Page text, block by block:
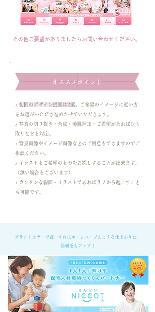
その他ご要望がありましたらお問い合わせください。
​オススメポイント
​♪ 初回のデザイン提案は2案 。ご希望のイメージに近い方
をお選びいただき進めさせていただきます。
​♪ 写真の切り抜き・合成・美肌補正・ご希望があればシミ
取りなども対応。
​♪ 背景画像やイメージ画像などのご用意もできますのでご
相談ください。
​♪ イラストもご希望のものをお探しすることが出来ます。
（無い場合もございます）
​♪ カンタンな線画・イラストであればラフから起こすこと
も可能です。
ブランドカラーで統一すればホームページのような仕上がりに。
​信頼感もアップ！